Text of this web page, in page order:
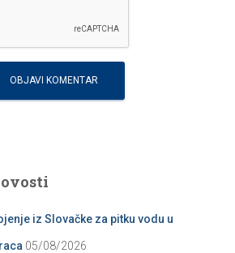
iz Slovačke za pitku vodu u
05/08/2026